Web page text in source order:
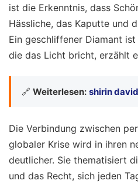
ist die Erkenntnis, dass
Hässliche, das Kaputte und
Ein geschliffener Diamant
die das Licht bricht, erzählt
🔗 Weiterlesen: shirin
Die Verbindung zwischen
globaler Krise wird in ihren
deutlicher. Sie thematisiert
und das Recht, sich jeden